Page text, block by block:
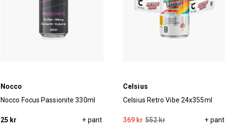
Nocco
Nocco Focus Passionite 330ml
25 kr + pant
Celsius
Celsius Retro Vibe 24x355ml
369 kr 552 kr + pant